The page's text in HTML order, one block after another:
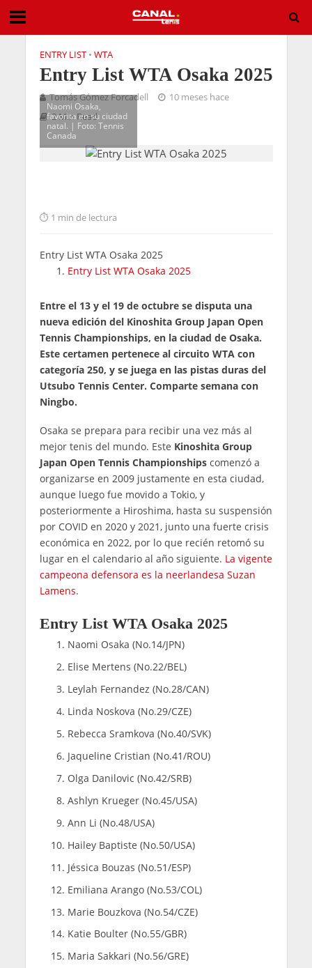
ENTRY LIST • WTA
Entry List WTA Osaka 2025
Tomás Gómez Forcadell
10 meses hace
2 Min Read
Naomi Osaka,
favorita en su ciudad
natal. | Foto: Tennis
Canada
1 min de lectura
Entry List WTA Osaka 2025
Entry List WTA Osaka 2025
Entre el 13 y el 19 de octubre se disputa una
nueva edición del Kinoshita Group Japan Open
Tennis Championships, en la ciudad de Osaka.
Este certamen pertenece al circuito WTA con
categoría 250, y se juega en las pistas duras del
Utsubo Tennis Center. Comparte semana con
Ningbo.
Osaka se prepara para recibir una vez más al
mejor tenis del mundo. Este Kinoshita Group
Japan Open Tennis Championshipscomenzó a
organizarse en 2009 justamente en esta ciudad,
aunque luego fue movido a Tokio, y
posteriormente a Hiroshima, hasta su suspensión
por COVID en 2020 y 2021, junto una fuerte crisis
económica en 2022, por lo que recién retomó su
lugar en el calendario al año siguiente. La vigente
campeona defensora es la neerlandesa Suzan
Lamens.
Entry List WTA Osaka 2025
Naomi Osaka (No.14/JPN)
Elise Mertens (No.22/BEL)
Leylah Fernandez (No.28/CAN)
Linda Noskova (No.29/CZE)
Rebecca Sramkova (No.40/SVK)
Jaqueline Cristian (No.41/ROU)
Olga Danilovic (No.42/SRB)
Ashlyn Krueger (No.45/USA)
Ann Li (No.48/USA)
Hailey Baptiste (No.50/USA)
Jéssica Bouzas (No.51/ESP)
Emiliana Arango (No.53/COL)
Marie Bouzkova (No.54/CZE)
Katie Boulter (No.55/GBR)
Maria Sakkari (No.56/GRE)